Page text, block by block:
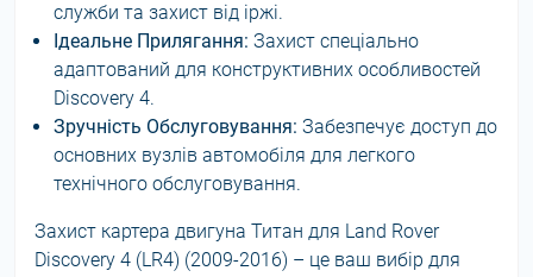
служби та захист від іржі.
Ідеальне Прилягання: Захист спеціально
адаптований для конструктивних особливостей
Discovery 4.
Зручність Обслуговування: Забезпечує доступ до
основних вузлів автомобіля для легкого
технічного обслуговування.
Захист картера двигуна Титан для Land Rover
Discovery 4 (LR4) (2009-2016) – це ваш вибір для